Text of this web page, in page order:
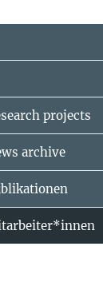
projects
archive